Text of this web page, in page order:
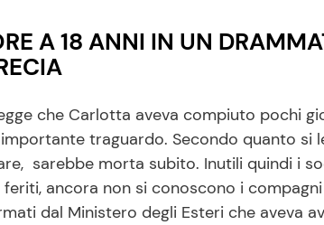
A 18 ANNI IN UN
che Carlotta aveva compiuto pochi
traguardo. Secondo quanto si
sarebbe morta subito. Inutili quindi i
ancora non si conoscono i
dal Ministero degli Esteri che aveva